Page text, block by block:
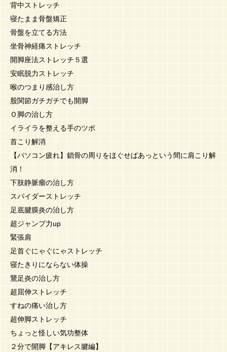
背中ストレッチ
寝たまま骨盤矯正
骨盤を立てる方法
坐骨神経痛ストレッチ
開脚座法ストレッチ５選
安眠脱力ストレッチ
喉のつまり感治し方
股関節ガチガチでも開脚
Ｏ脚の治し方
イライラを整える手のツボ
首こり解消
【パソコン疲れ】鎖骨の周りをほぐせばあっという間に肩こり解
消！
下肢静脈瘤の治し方
スパイダーストレッチ
足底腱膜炎の治し方
超ジャンプ力up
緊張肩
足首ぐにゃぐにゃストレッチ
寝たきりにならない体操
鵞足炎の治し方
超屈伸ストレッチ
すねの痛い治し方
超伸脚ストレッチ
ちょっと怪しい気功整体
２分で開脚【アキレス腱編】